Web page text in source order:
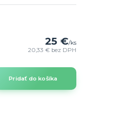
25 €/ks
20,33 € bez DPH
Pridať do košíka